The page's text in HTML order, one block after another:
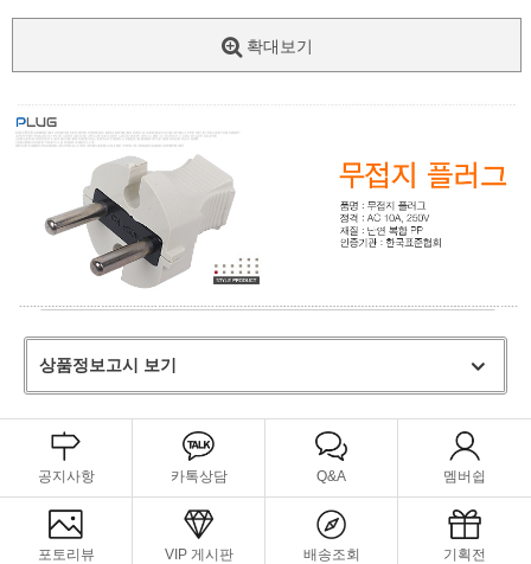
확대보기
상품정보고시 보기
공지사항 카톡상담 Q&A 멤버쉽
포토리뷰 VIP 게시판 배송조회 기획전